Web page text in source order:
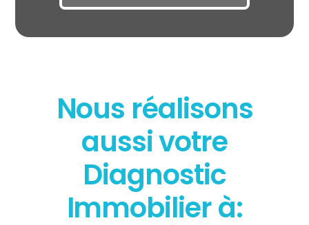
État des risques
POLLUTION
Nous réalisons
aussi votre
Diagnostic
Immobilier à: